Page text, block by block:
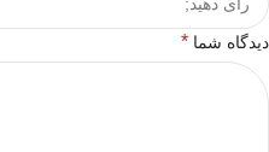
دیدگاه شما *